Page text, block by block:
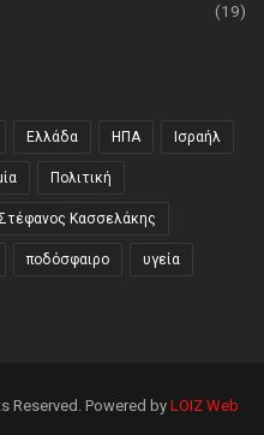
(19)
Ελλάδα ΗΠΑ Ισραήλ
Πολιτική
Κασσελάκης
ποδόσφαιρο υγεία
Reserved. Powered by LOIZ Web